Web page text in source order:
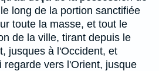
long de la portion sanctifiée
toute la masse, et tout le
de la ville, tirant depuis le
jusques à l'Occident, et
regarde vers l'Orient, jusque